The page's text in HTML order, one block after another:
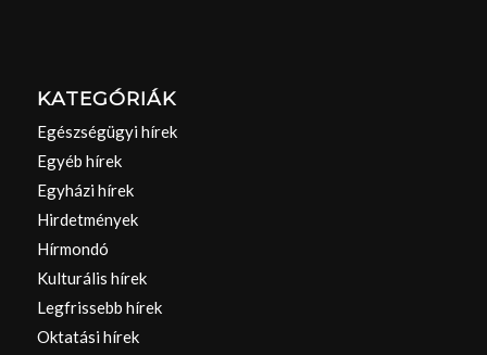
KATEGÓRIÁK
Egészségügyi hírek
Egyéb hírek
Egyházi hírek
Hirdetmények
Hírmondó
Kulturális hírek
Legfrissebb hírek
Oktatási hírek